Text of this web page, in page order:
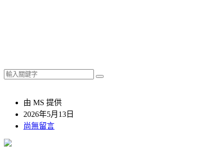
由 MS 提供
2026年5月13日
尚無留言